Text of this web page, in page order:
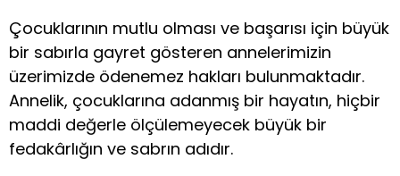
Çocuklarının mutlu olması ve başarısı için büyük
bir sabırla gayret gösteren annelerimizin
üzerimizde ödenemez hakları bulunmaktadır.
Annelik, çocuklarına adanmış bir hayatın, hiçbir
maddi değerle ölçülemeyecek büyük bir
fedakârlığın ve sabrın adıdır.